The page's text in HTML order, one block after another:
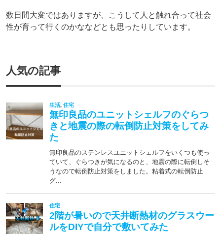
数日間大変ではありますが、こうして人と触れ合って社会
性が育って行くのかななどとも思ったりしています。
人気の記事